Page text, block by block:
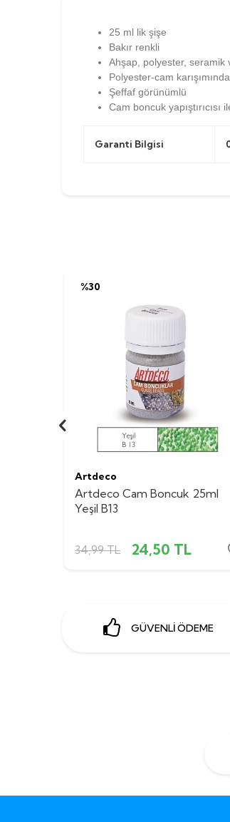
25 ml lik şişe
Bakır renkli
Ahşap, polyester,
Polyester-cam
Şeffaf görünümlü
Cam boncuk yapıştırıcısı
Garanti Bilgisi
%30
Artdeco
Artdeco Cam Boncuk 25ml
Yeşil B13
34,99TL 24,50 TL
GÜVENLİ ÖDEME